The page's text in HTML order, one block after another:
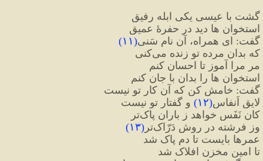
گشت با عیسی یکی ابله رفیق
استخوان ها دید در حفرهٔ عمیق
گفت: ای همراه، آن نام سَنی(۱۱)
که بدان مرده تو زنده میکنی
مر مرا آموز تا احسان کنم
استخوان ها را بدان با جان کنم
گفت: خامش کن که آن کار تو نیست
لایق اَنفاس(۱۲) و گفتار تو نیست
کان نَفَس خواهد ز باران پاکتر
وز فرشته در روش دَرّاکتر (۱۳)
عمرها بایست تا دم پاک شد
تا امین مخزن افلاک شد